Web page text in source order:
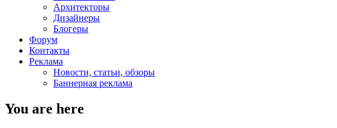
Архитекторы
Дизайнеры
Блогеры
Форум
Контакты
Реклама
Новости, статьи, обзоры
Баннерная реклама
You are here